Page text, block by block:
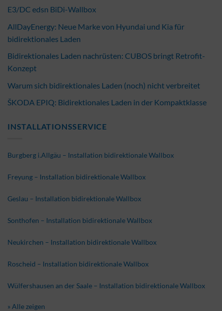
E3/DC edsn BiDi-Wallbox
AllDayEnergy: Neue Marke von Hyundai und Kia für
bidirektionales Laden
Bidirektionales Laden nachrüsten: CUBOS bringt Retrofit-
Konzept
Warum sich bidirektionales Laden (noch) nicht verbreitet
ŠKODA EPIQ: Bidirektionales Laden in der Kompaktklasse
INSTALLATIONSSERVICE
Burgberg i.Allgäu – Installation bidirektionale Wallbox
Freyung – Installation bidirektionale Wallbox
Geslau – Installation bidirektionale Wallbox
Sonthofen – Installation bidirektionale Wallbox
Neukirchen – Installation bidirektionale Wallbox
Roscheid – Installation bidirektionale Wallbox
Wülfershausen an der Saale – Installation bidirektionale Wallbox
» Alle zeigen